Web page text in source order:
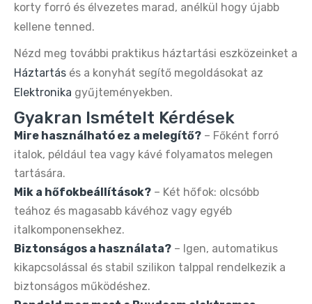
korty forró és élvezetes marad, anélkül hogy újabb
kellene tenned.
Nézd meg további praktikus háztartási eszközeinket a
Háztartás és a konyhát segítő megoldásokat az
Elektronika gyűjteményekben.
Gyakran Ismételt Kérdések
Mire használható ez a melegítő? – Főként forró
italok, például tea vagy kávé folyamatos melegen
tartására.
Mik a hőfokbeállítások? – Két hőfok: olcsóbb
teához és magasabb kávéhoz vagy egyéb
italkomponensekhez.
Biztonságos a használata? – Igen, automatikus
kikapcsolással és stabil szilikon talppal rendelkezik a
biztonságos működéshez.